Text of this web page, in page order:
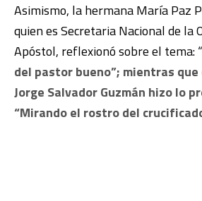
Asimismo, la hermana María Paz
quien es Secretaria Nacional de la
Apóstol, reflexionó sobre el tema: “
del pastor bueno”; mientras
Jorge Salvador Guzmán hizo lo
“Mirando el rostro del